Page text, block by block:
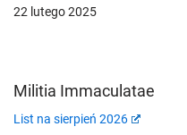
22 lutego 2025
Militia Immaculatae
List na sierpień 2026